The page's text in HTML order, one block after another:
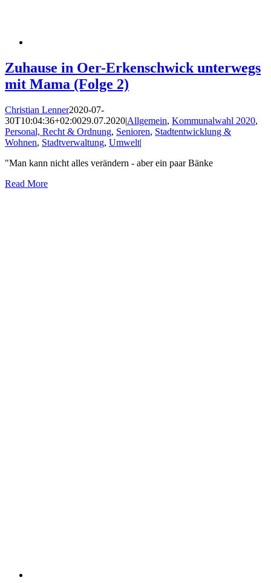
Zuhause in Oer-Erkenschwick unterwegs
mit Mama (Folge 2)
Christian Lenner2020-07-
30T10:04:36+02:0029.07.2020|Allgemein, Kommunalwahl 2020,
Personal, Recht & Ordnung, Senioren, Stadtentwicklung &
Wohnen, Stadtverwaltung, Umwelt|
"Man kann nicht alles verändern - aber ein paar Bänke
Read More